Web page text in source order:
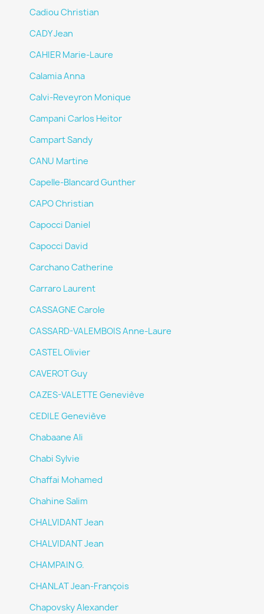
Cadiou Christian
CADY Jean
CAHIER Marie-Laure
Calamia Anna
Calvi-Reveyron Monique
Campani Carlos Heitor
Campart Sandy
CANU Martine
Capelle-Blancard Gunther
CAPO Christian
Capocci Daniel
Capocci David
Carchano Catherine
Carraro Laurent
CASSAGNE Carole
CASSARD-VALEMBOIS Anne-Laure
CASTEL Olivier
CAVEROT Guy
CAZES-VALETTE Geneviève
CEDILE Geneviève
Chabaane Ali
Chabi Sylvie
Chaffai Mohamed
Chahine Salim
CHALVIDANT Jean
CHALVIDANT Jean
CHAMPAIN G.
CHANLAT Jean-François
Chapovsky Alexander